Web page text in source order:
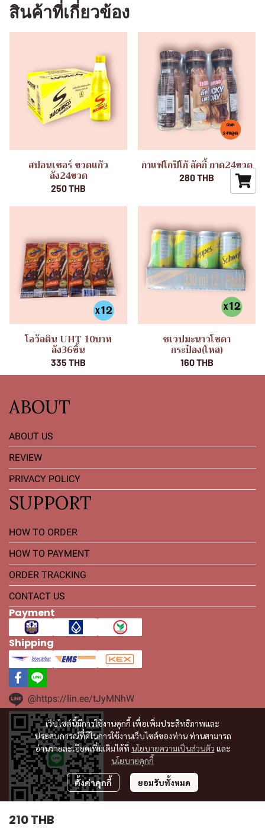
สินค้าที่เกี่ยวข้อง
สปอนเซอร์ ขวดแก้ว
ลัง24ขวด
250 THB
กาแฟโกปิโก้ ลัคกี้ ถาด24ขวด
280 THB
โอวัลติน UHT 10บาท
ลัง36ชิ้น
335 THB
ชเวปมะนาวโซดา
กระป๋อง(โหล)
160 THB
210 THB
เว็บไซต์นี้มีการใช้งานคุกกี้ เพื่อเพิ่มประสิทธิภาพและ
ประสบการณ์ที่ดีในการใช้งานเว็บไซต์ของท่าน ท่านสามารถ
อ่านรายละเอียดเพิ่มเติมได้ที่ นโยบายความเป็นส่วนตัว และ
นโยบายคุกกี้
ตั้งค่าคุกกี้ ยอมรับทั้งหมด
ABOUT
ABOUT US
REVIEW
PRIVACY POLICY
SUPPORT
HOW TO ORDER
HOW TO PAYMENT
ORDER TRACKING
CONTACT US
Payment
Shipping
@https://lin.ee/tJyMNhW